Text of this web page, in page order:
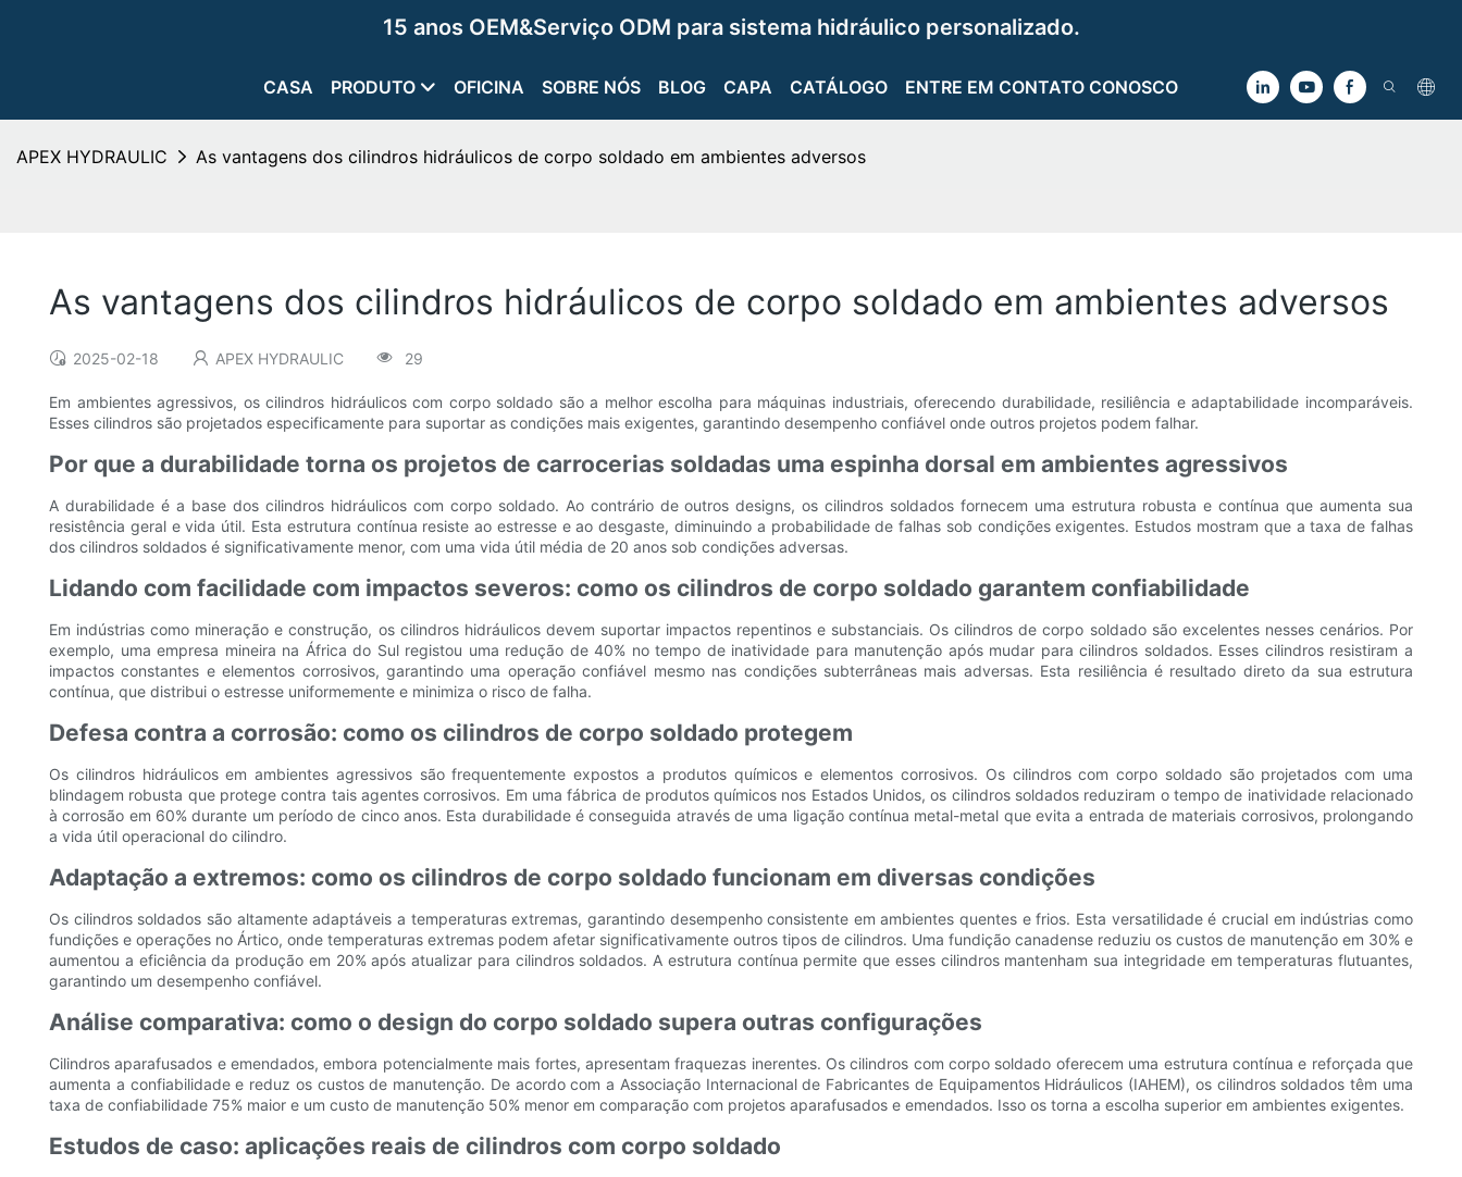
15 anos OEM&Serviço ODM para sistema hidráulico personalizado.
CASA PRODUTO OFICINA SOBRE NÓS BLOG CAPA CATÁLOGO ENTRE EM CONTATO CONOSCO
APEX HYDRAULIC As vantagens dos cilindros hidráulicos de corpo soldado em ambientes adversos
As vantagens dos cilindros hidráulicos de corpo soldado em ambientes adversos
2025-02-18 APEX HYDRAULIC 29
Em ambientes agressivos, os cilindros hidráulicos com corpo soldado são a melhor escolha para máquinas industriais, oferecendo durabilidade, resiliência e adaptabilidade incomparáveis.
Esses cilindros são projetados especificamente para suportar as condições mais exigentes, garantindo desempenho confiável onde outros projetos podem falhar.
Por que a durabilidade torna os projetos de carrocerias soldadas uma espinha dorsal em ambientes agressivos
A durabilidade é a base dos cilindros hidráulicos com corpo soldado. Ao contrário de outros designs, os cilindros soldados fornecem uma estrutura robusta e contínua que aumenta sua
resistência geral e vida útil. Esta estrutura contínua resiste ao estresse e ao desgaste, diminuindo a probabilidade de falhas sob condições exigentes. Estudos mostram que a taxa de falhas
dos cilindros soldados é significativamente menor, com uma vida útil média de 20 anos sob condições adversas.
Lidando com facilidade com impactos severos: como os cilindros de corpo soldado garantem confiabilidade
Em indústrias como mineração e construção, os cilindros hidráulicos devem suportar impactos repentinos e substanciais. Os cilindros de corpo soldado são excelentes nesses cenários. Por
exemplo, uma empresa mineira na África do Sul registou uma redução de 40% no tempo de inatividade para manutenção após mudar para cilindros soldados. Esses cilindros resistiram a
impactos constantes e elementos corrosivos, garantindo uma operação confiável mesmo nas condições subterrâneas mais adversas. Esta resiliência é resultado direto da sua estrutura
contínua, que distribui o estresse uniformemente e minimiza o risco de falha.
Defesa contra a corrosão: como os cilindros de corpo soldado protegem
Os cilindros hidráulicos em ambientes agressivos são frequentemente expostos a produtos químicos e elementos corrosivos. Os cilindros com corpo soldado são projetados com uma
blindagem robusta que protege contra tais agentes corrosivos. Em uma fábrica de produtos químicos nos Estados Unidos, os cilindros soldados reduziram o tempo de inatividade relacionado
à corrosão em 60% durante um período de cinco anos. Esta durabilidade é conseguida através de uma ligação contínua metal-metal que evita a entrada de materiais corrosivos, prolongando
a vida útil operacional do cilindro.
Adaptação a extremos: como os cilindros de corpo soldado funcionam em diversas condições
Os cilindros soldados são altamente adaptáveis ​​a temperaturas extremas, garantindo desempenho consistente em ambientes quentes e frios. Esta versatilidade é crucial em indústrias como
fundições e operações no Ártico, onde temperaturas extremas podem afetar significativamente outros tipos de cilindros. Uma fundição canadense reduziu os custos de manutenção em 30% e
aumentou a eficiência da produção em 20% após atualizar para cilindros soldados. A estrutura contínua permite que esses cilindros mantenham sua integridade em temperaturas flutuantes,
garantindo um desempenho confiável.
Análise comparativa: como o design do corpo soldado supera outras configurações
Cilindros aparafusados ​​e emendados, embora potencialmente mais fortes, apresentam fraquezas inerentes. Os cilindros com corpo soldado oferecem uma estrutura contínua e reforçada que
aumenta a confiabilidade e reduz os custos de manutenção. De acordo com a Associação Internacional de Fabricantes de Equipamentos Hidráulicos (IAHEM), os cilindros soldados têm uma
taxa de confiabilidade 75% maior e um custo de manutenção 50% menor em comparação com projetos aparafusados ​​e emendados. Isso os torna a escolha superior em ambientes exigentes.
Estudos de caso: aplicações reais de cilindros com corpo soldado